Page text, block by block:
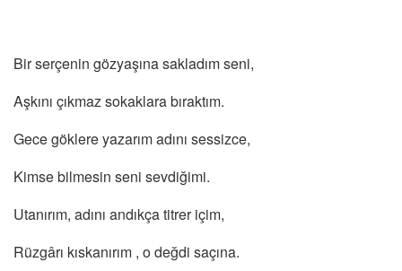
Bir serçenin gözyaşına sakladım seni,
Aşkını çıkmaz sokaklara bıraktım.
Gece göklere yazarım adını sessizce,
Kimse bilmesin seni sevdiğimi.
Utanırım, adını andıkça titrer içim,
Rüzgârı kıskanırım , o değdi saçına.